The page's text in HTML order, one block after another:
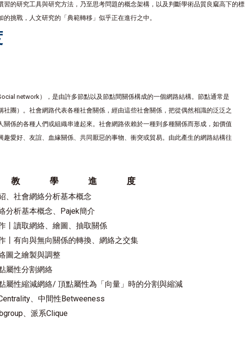
習的研究工具與研究方法，乃至思考問題的概念架構，以及判斷學術品質良窳高下的標
的挑戰，人文研究的「典範轉移」似乎正在進行之中。
network），是由許多節點以及節點間關係構成的一個網路結構。節點通常是
社團）。社會網路代表各種社會關係，經由這些社會關係，把從偶然相識的泛泛之
關係的各種人們或組織串連起來。社會網路依賴於一種到多種關係而形成，如價值
趣愛好、友誼、血緣關係、共同厭惡的事物、衝突或貿易。由此產生的網路結構往
學 進 度
、社會網絡分析基本概念
分析基本概念、Pajek簡介
〡讀取網絡、繪圖、抽取關係
〡有向與無向關係的轉換、網絡之交集
圖之繪製與調整
屬性分割網絡
屬性縮減網絡/ 頂點屬性為「向量」時的分割與縮減
、中間性Betweeness
、派系Clique